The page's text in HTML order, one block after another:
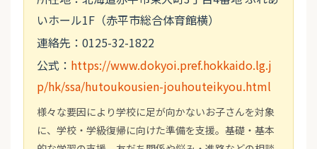
いホール1F（赤平市総合体育館横）
連絡先：0125-32-1822
公式： https://www.dokyoi.pref.hokkaido.lg.j
p/hk/ssa/hutoukousien-jouhouteikyou.html
様々な要因により学校に足が向かないお子さんを対象
に、学校・学級復帰に向けた準備を支援。基礎・基本